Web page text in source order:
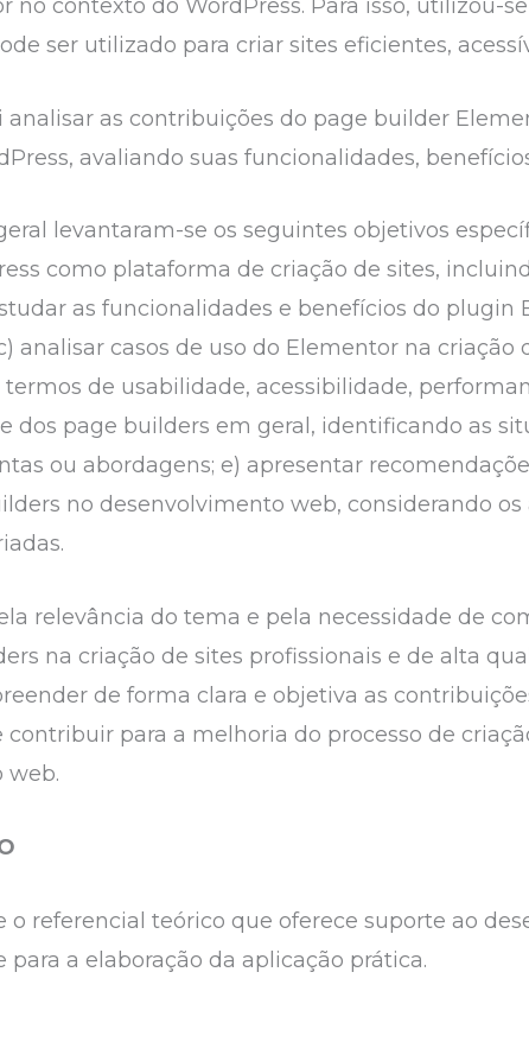
no contexto do WordPress. Para isso, utilizou-
ser utilizado para criar sites eficientes,
analisar as contribuições do page builder
avaliando suas funcionalidades,
levantaram-se os seguintes objetivos
como plataforma de criação de sites,
as funcionalidades e benefícios do
analisar casos de uso do Elementor na criação
de usabilidade, acessibilidade,
dos page builders em geral, identificando as
ou abordagens; e) apresentar
no desenvolvimento web, considerando os
relevância do tema e pela necessidade de
na criação de sites profissionais e de alta
de forma clara e objetiva as
para a melhoria do processo de
web.
o referencial teórico que oferece suporte ao
a elaboração da aplicação prática.